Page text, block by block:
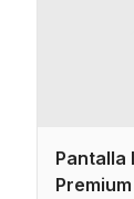
Pantalla